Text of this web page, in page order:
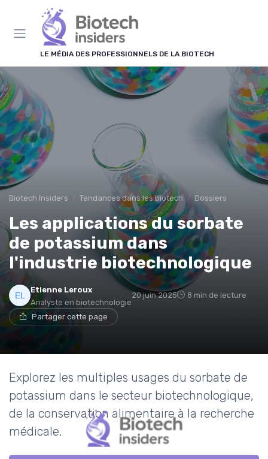
LE MÉDIA DES PROFESSIONNELS DE LA BIOTECH
Biotech Insiders Tendances dans les biotech Dossiers
Les applications du sorbate
de potassium dans
l'industrie biotechnologique
Etienne Leroux
Analyste en biotechnologie
20 juin 2025 8 min de lecture
Partager cette page
Explorez les multiples usages du sorbate de
potassium dans le secteur biotechnologique,
de la conservation alimentaire à la recherche
médicale.
Panneau de gestion des cookies